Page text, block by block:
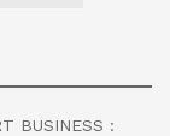
BUSINESS :